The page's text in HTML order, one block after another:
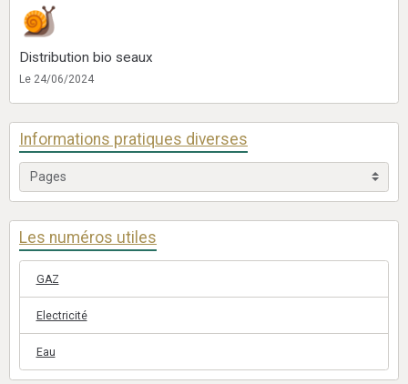
Distribution bio seaux
Le 24/06/2024
Informations pratiques diverses
Les numéros utiles
GAZ
Electricité
Eau